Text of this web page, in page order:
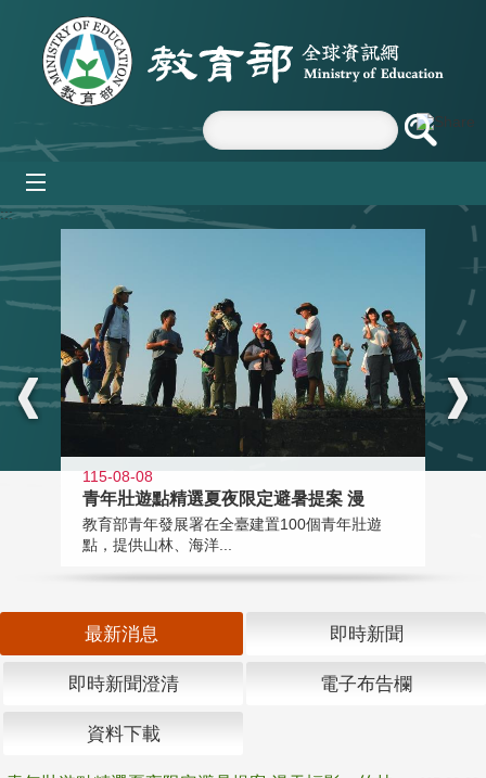
跳到主要內容區塊
:::
115-08-08
青年壯遊點精選夏夜限定避暑提案 漫
教育部青年發展署在全臺建置100個青年壯遊
點，提供山林、海洋...
最新消息 即時新聞
即時新聞澄清 電子布告欄
資料下載